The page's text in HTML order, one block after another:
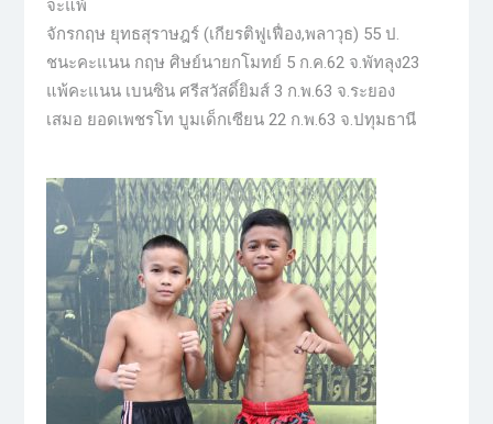
จะแพ้
จักรกฤษ ยุทธสุราษฎร์ (เกียรติฟูเฟื่อง,พลาวุธ) 55 ป.
ชนะคะแนน กฤษ ศิษย์นายกโมทย์ 5 ก.ค.62 จ.พัทลุง23
แพ้คะแนน เบนซิน ศรีสวัสดิ์ยิมส์ 3 ก.พ.63 จ.ระยอง
เสมอ ยอดเพชรโท บูมเด็กเซียน 22 ก.พ.63 จ.ปทุมธานี